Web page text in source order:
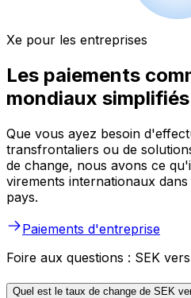
Xe pour les entreprises
Les paiements
mondiaux
Que vous ayez besoin
transfrontaliers ou de
de change, nous avons ce
virements internationaux dans
pays.
Paiements d'entreprise
Foire aux questions : SEK
Quel est le taux de change de SEK